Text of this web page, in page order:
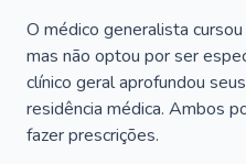
O médico generalista
mas não optou por ser
clínico geral aprofundou
residência médica. Ambos
fazer prescrições.